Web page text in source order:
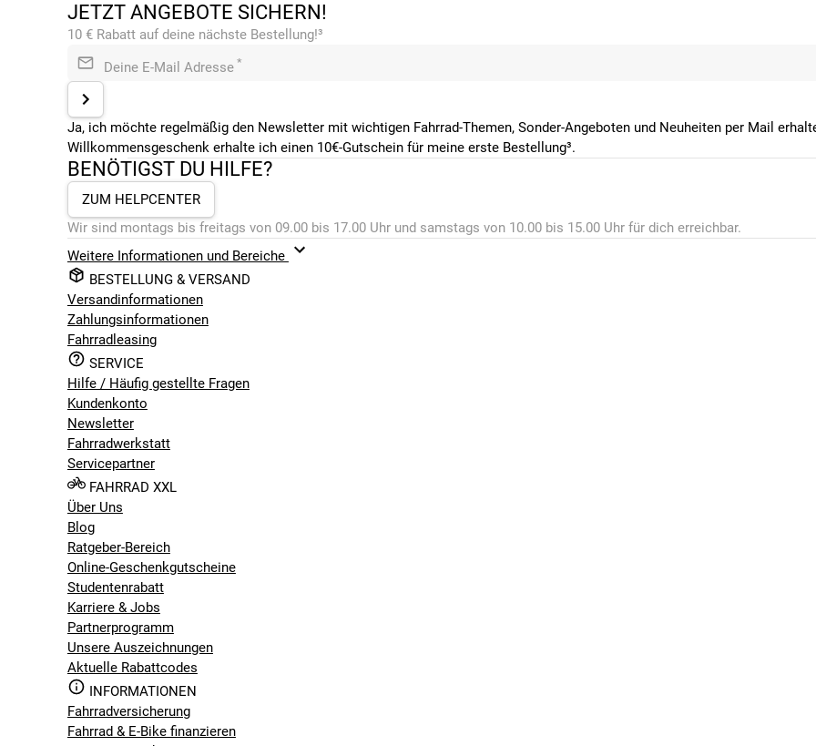
JETZT ANGEBOTE SICHERN!
10 € Rabatt auf deine nächste Bestellung!³
Deine E-Mail Adresse *
Ja, ich möchte regelmäßig den Newsletter mit wichtigen Fahrrad-Themen, Sonder-Angeboten und Neuheiten per Mail
Willkommensgeschenk erhalte ich einen 10€-Gutschein für meine erste Bestellung³.
BENÖTIGST DU HILFE?
ZUM HELPCENTER
Wir sind montags bis freitags von 09.00 bis 17.00 Uhr und samstags von 10.00 bis 15.00 Uhr für dich erreichbar.
Weitere Informationen und Bereiche
BESTELLUNG & VERSAND
Versandinformationen
Zahlungsinformationen
Fahrradleasing
SERVICE
Hilfe / Häufig gestellte Fragen
Kundenkonto
Newsletter
Fahrradwerkstatt
Servicepartner
FAHRRAD XXL
Über Uns
Blog
Ratgeber-Bereich
Online-Geschenkgutscheine
Studentenrabatt
Karriere & Jobs
Partnerprogramm
Unsere Auszeichnungen
Aktuelle Rabattcodes
INFORMATIONEN
Fahrradversicherung
Fahrrad & E-Bike finanzieren